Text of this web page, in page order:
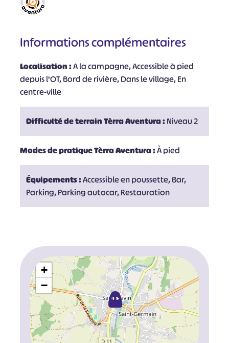
Informations complémentaires
Localisation :A la campagne, Accessible à pied
depuis l'OT, Bord de rivière, Dans le village, En
centre-ville
Difficulté de terrain Tèrra Aventura :Niveau 2
Modes de pratique Tèrra Aventura :À pied
Équipements :Accessible en poussette, Bar,
Parking, Parking autocar, Restauration
+
−